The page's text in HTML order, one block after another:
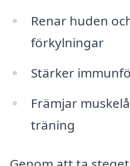
Renar huden
förkylningar
Stärker
Främjar
träning